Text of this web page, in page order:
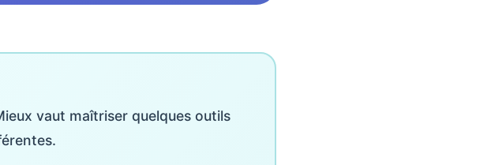
vaut maîtriser quelques outils